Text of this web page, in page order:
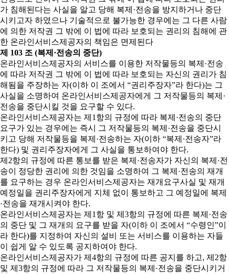
가 침해된다는 사실을 알고 당해 복제·전송을 방지하거나 중단
시키고자 하였으나 기술적으로 불가능한 경우에는 그 다른 사람
에 의한 저작권 그 밖에 이 법에 따라 보호되는 권리의 침해에 관
한 온라인서비스제공자의 책임은 면제된다
제 103 조 (복제·전송의 중단)
온라인서비스제공자의 서비스를 이용한 저작물등의 복제·전송
에 따라 저작권 그 밖에 이 법에 따라 보호되는 자신의 권리가 침
해됨을 주장하는 자(이하 이 조에서 “권리주장자”라 한다)는 그
사실을 소명하여 온라인서비스제공자에게 그 저작물등의 복제·
전송을 중단시킬 것을 요구할 수 있다.
온라인서비스제공자는 제1항의 규정에 따라 복제·전송의 중단
요구가 있는 경우에는 즉시 그 저작물등의 복제·전송을 중단시
키고 당해 저작물등을 복제·전송하는 자(이하 “복제·전송자”라
한다) 및 권리주장자에게 그 사실을 통보하여야 한다.
제2항의 규정에 따른 통보를 받은 복제·전송자가 자신의 복제·전
송이 정당한 권리에 의한 것임을 소명하여 그 복제·전송의 재개
를 요구하는 경우 온라인서비스제공자는 재개요구사실 및 재개
예정일을 권리주장자에게 지체 없이 통보하고 그 예정일에 복제
·전송을 재개시켜야 한다.
온라인서비스제공자는 제1항 및 제3항의 규정에 따른 복제·전송
의 중단 및 그 재개의 요구를 받을 자(이하 이 조에서 “수령인”이
라 한다)를 지정하여 자신의 설비 또는 서비스를 이용하는 자들
이 쉽게 알 수 있도록 공지하여야 한다.
온라인서비스제공자가 제4항의 규정에 따른 공지를 하고, 제2항
및 제3항의 규정에 따라 그 저작물등의 복제·전송을 중단시키거